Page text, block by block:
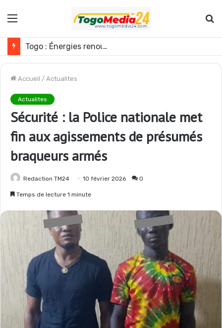
Menu
Accueil / Actualites
Actualites
Sécurité : la Police nationale met
fin aux agissements de présumés
braqueurs armés
Redaction TM24 10 février 2026 0
Temps de lecture 1 minute